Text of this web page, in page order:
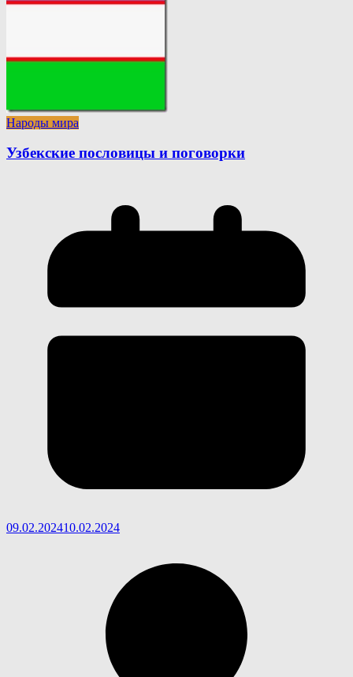
Народы мира
Узбекские пословицы и поговорки
09.02.202410.02.2024